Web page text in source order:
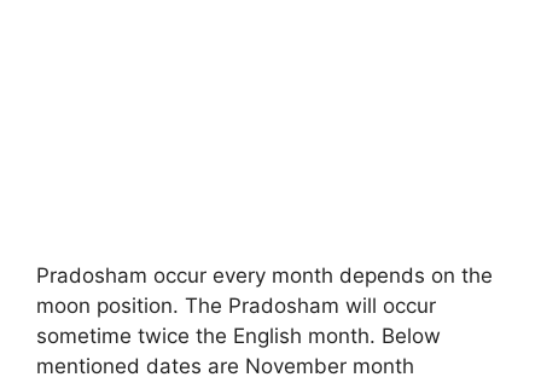
Pradosham occur every month depends on the
moon position. The Pradosham will occur
sometime twice the English month. Below
mentioned dates are November month